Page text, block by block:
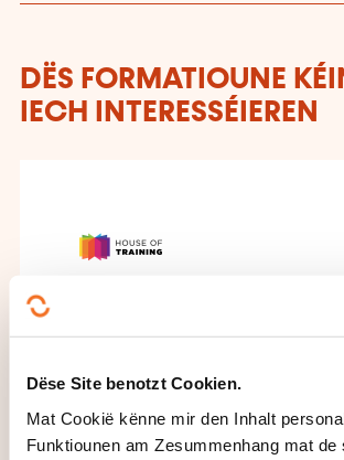
Dëse Site benotzt Cookien.
Mat Cookië kënne mir den Inhalt
Funktiounen am Zesummenhang mat de
DËS FORMATIOUNE
IECH INTERESSÉIEREN
construction durables
(santé, longévité,